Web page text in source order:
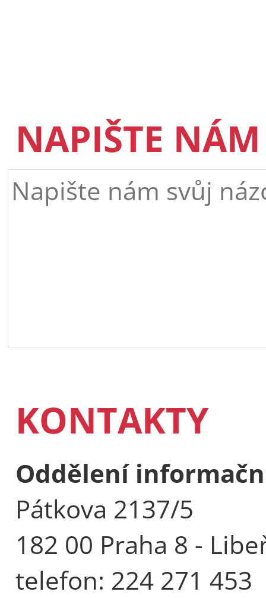
NAPIŠTE NÁM
KONTAKTY
Oddělení
Pátkova 2137/5
182 00 Praha 8 -
telefon: 224 271 453